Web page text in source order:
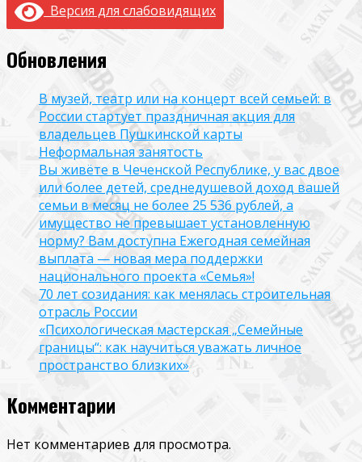
Версия для слабовидящих
Обновления
В музей, театр или на концерт всей семьей: в
России стартует праздничная акция для
владельцев Пушкинской карты
Неформальная занятость
Вы живёте в Чеченской Республике, у вас двое
или более детей, среднедушевой доход вашей
семьи в месяц не более 25 536 рублей, а
имущество не превышает установленную
норму? Вам доступна Ежегодная семейная
выплата — новая мера поддержки
национального проекта «Семья»!
70 лет созидания: как менялась строительная
отрасль России
«Психологическая мастерская „Семейные
границы“: как научиться уважать личное
пространство близких»
Комментарии
Нет комментариев для просмотра.